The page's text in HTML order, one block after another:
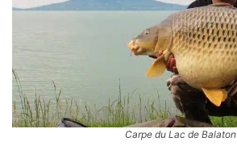
Carpe du Lac de Balaton